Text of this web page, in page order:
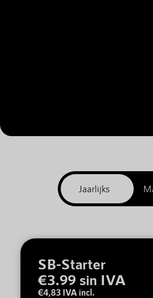
SB-Starter
€3.99 sin IVA
€4,83 IVA incl.